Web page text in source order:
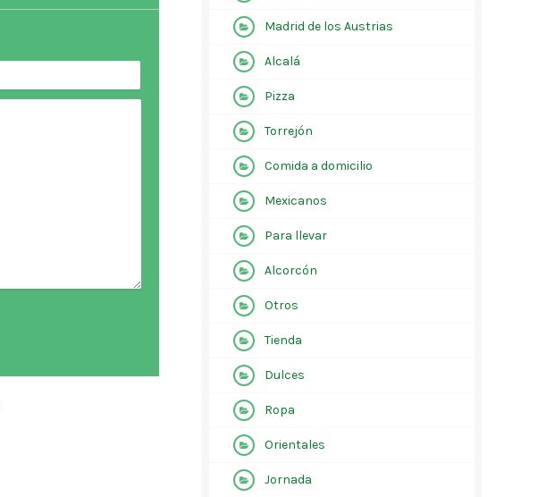
Madrid de los Austrias
Alcalá
Pizza
Torrejón
Comida a domicilio
Mexicanos
Para llevar
Alcorcón
Otros
Tienda
Dulces
Ropa
Orientales
Jornada